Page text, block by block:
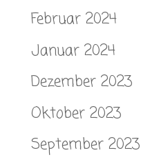
Februar 2024
Januar 2024
Dezember 2023
Oktober 2023
September 2023